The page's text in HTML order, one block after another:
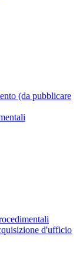
(da pubblicare
d'ufficio